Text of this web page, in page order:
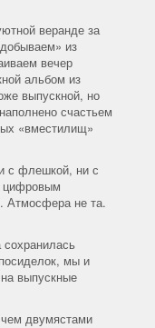
веранде за
из
вечер
альбом из
выпускной, но
счастьем
«вместилищ»
с флешкой, ни с
цифровым
Атмосфера не та.
мы и
выпускные
двумястами